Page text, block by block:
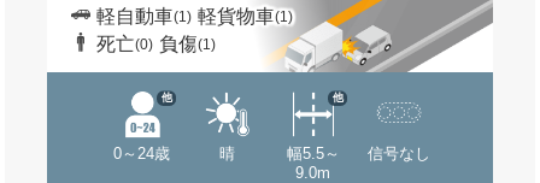
軽自動車(1) 軽貨物車(1)
死亡(0) 負傷(1)
0～24歳
他
晴
幅5.5～
9.0m
他
信号なし